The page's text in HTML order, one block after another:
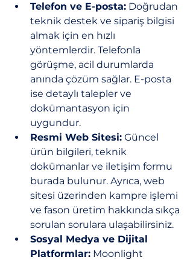
Telefon ve E-posta: Doğrudan
teknik destek ve sipariş bilgisi
almak için en hızlı
yöntemlerdir. Telefonla
görüşme, acil durumlarda
anında çözüm sağlar. E-posta
ise detaylı talepler ve
dokümantasyon için
uygundur.
Resmi Web Sitesi: Güncel
ürün bilgileri, teknik
dokümanlar ve iletişim formu
burada bulunur. Ayrıca, web
sitesi üzerinden kampre işlemi
ve fason üretim hakkında sıkça
sorulan sorulara ulaşabilirsiniz.
Sosyal Medya ve Dijital
Platformlar: Moonlight